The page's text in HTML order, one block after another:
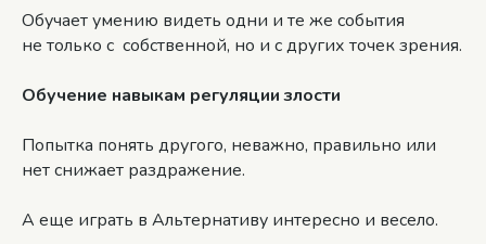
Обучает умению видеть одни и те же события
не только с собственной, но и с других точек зрения.
Обучение навыкам регуляции злости
Попытка понять другого, неважно, правильно или
нет снижает раздражение.
А еще играть в Альтернативу интересно и весело.